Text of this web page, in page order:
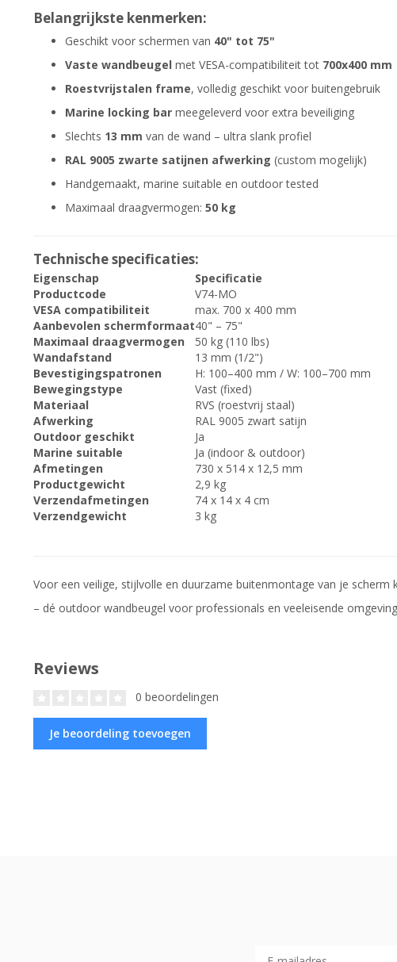
Belangrijkste kenmerken:
Geschikt voor schermen van 40" tot 75"
Vaste wandbeugel met VESA-compatibiliteit tot 700x400 mm
Roestvrijstalen frame, volledig geschikt voor buitengebruik
Marine locking bar meegeleverd voor extra beveiliging
Slechts 13 mm van de wand – ultra slank profiel
RAL 9005 zwarte satijnen afwerking (custom mogelijk)
Handgemaakt, marine suitable en outdoor tested
Maximaal draagvermogen: 50 kg
Technische specificaties:
Eigenschap
Specificatie
Productcode
V74-MO
VESA compatibiliteit
max. 700 x 400 mm
Aanbevolen schermformaat40" – 75"
Maximaal draagvermogen
50 kg (110 lbs)
Wandafstand
13 mm (1/2")
Bevestigingspatronen
H: 100–400 mm / W: 100–700 mm
Bewegingstype
Vast (fixed)
Materiaal
RVS (roestvrij staal)
Afwerking
RAL 9005 zwart satijn
Outdoor geschikt
Ja
Marine suitable
Ja (indoor & outdoor)
Afmetingen
730 x 514 x 12,5 mm
Productgewicht
2,9 kg
Verzendafmetingen
74 x 14 x 4 cm
Verzendgewicht
3 kg
Voor een veilige, stijlvolle en duurzame buitenmontage van je scherm
– dé outdoor wandbeugel voor professionals en veeleisende
Reviews
0 beoordelingen
Je beoordeling toevoegen